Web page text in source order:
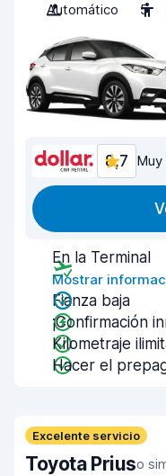
Automático
5
8,7 Muy
En la Terminal
Mostrar
Fianza baja
¡Confirmación
Kilometraje
Hacer el
Excelente servicio
Toyota Priuso